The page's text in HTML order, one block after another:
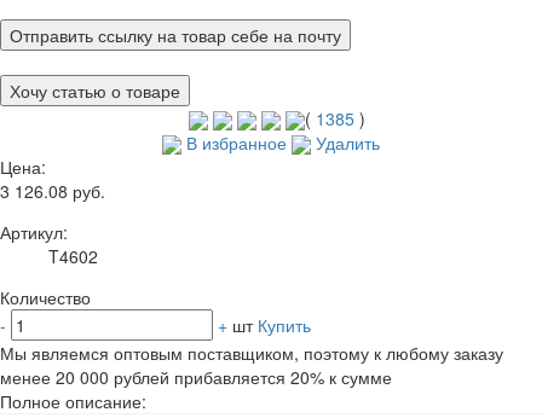
Отправить ссылку на товар себе на почту
Хочу статью о товаре
( 1385 )
В избранное
Удалить
Цена:
3 126.08 руб.
Артикул:
T4602
Количество
-
+ шт Купить
Мы являемся оптовым поставщиком, поэтому к любому заказу
менее 20 000 рублей прибавляется 20% к сумме
Полное описание: